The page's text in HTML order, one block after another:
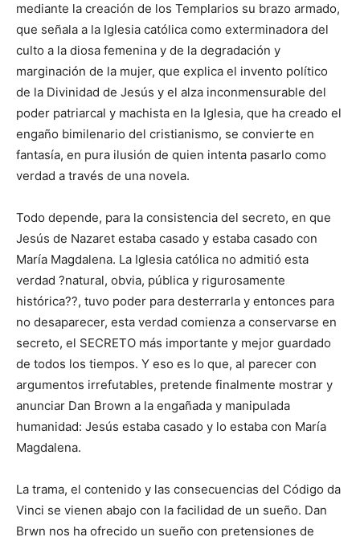
mediante la creación de los Templarios su brazo armado,
que señala a la Iglesia católica como exterminadora del
culto a la diosa femenina y de la degradación y
marginación de la mujer, que explica el invento político
de la Divinidad de Jesús y el alza inconmensurable del
poder patriarcal y machista en la Iglesia, que ha creado el
engaño bimilenario del cristianismo, se convierte en
fantasía, en pura ilusión de quien intenta pasarlo como
verdad a través de una novela.
Todo depende, para la consistencia del secreto, en que
Jesús de Nazaret estaba casado y estaba casado con
María Magdalena. La Iglesia católica no admitió esta
verdad ?natural, obvia, pública y rigurosamente
histórica??, tuvo poder para desterrarla y entonces para
no desaparecer, esta verdad comienza a conservarse en
secreto, el SECRETO más importante y mejor guardado
de todos los tiempos. Y eso es lo que, al parecer con
argumentos irrefutables, pretende finalmente mostrar y
anunciar Dan Brown a la engañada y manipulada
humanidad: Jesús estaba casado y lo estaba con María
Magdalena.
La trama, el contenido y las consecuencias del Código da
Vinci se vienen abajo con la facilidad de un sueño. Dan
Brwn nos ha ofrecido un sueño con pretensiones de